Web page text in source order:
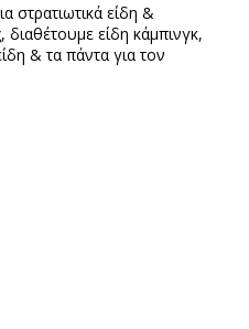
στρατιωτικά είδη &
είδη κάμπινγκ,
& τα πάντα για τον